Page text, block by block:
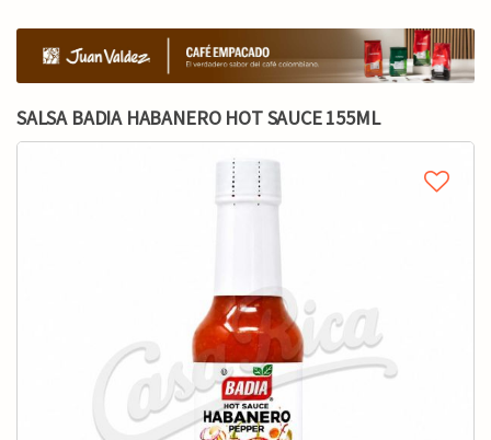
o
SALSA BADIA HABANERO HOT SAUCE 155ML